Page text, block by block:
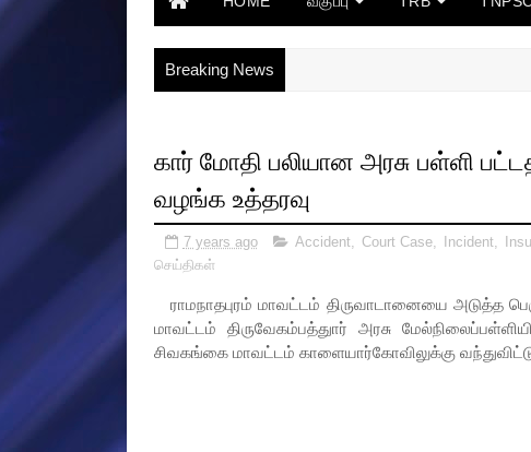
Breaking News
கார் மோதி பலியான அரசு பள்ளி
வழங்க உத்தரவு
7 years ago Accident, Court Case, Incident,
செய்திகள்
ராமநாதபுரம் மாவட்டம் திருவாடானையை அடுத்த
மாவட்டம் திருவேகம்பத்துார் அரசு
சிவகங்கை மாவட்டம் காளையார்கோவிலுக்கு